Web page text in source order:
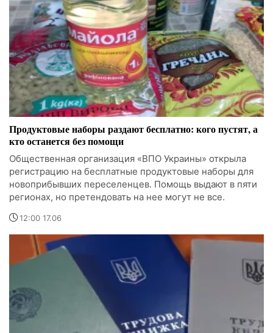
Продуктовые наборы раздают бесплатно: кого пустят, а
кто останется без помощи
Общественная организация «ВПО Украины» открыла
регистрацию на бесплатные продуктовые наборы для
новоприбывших переселенцев. Помощь выдают в пяти
регионах, но претендовать на нее могут не все.
12:00 17.06